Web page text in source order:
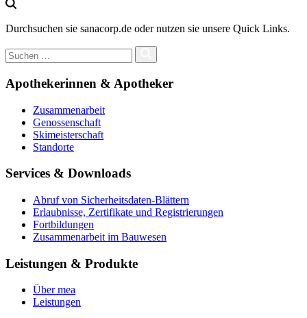
Durchsuchen sie sanacorp.de oder nutzen sie unsere Quick Links.
Apothekerinnen & Apotheker
Zusammenarbeit
Genossenschaft
Skimeisterschaft
Standorte
Services & Downloads
Abruf von Sicherheitsdaten-Blättern
Erlaubnisse, Zertifikate und Registrierungen
Fortbildungen
Zusammenarbeit im Bauwesen
Leistungen & Produkte
Über mea
Leistungen